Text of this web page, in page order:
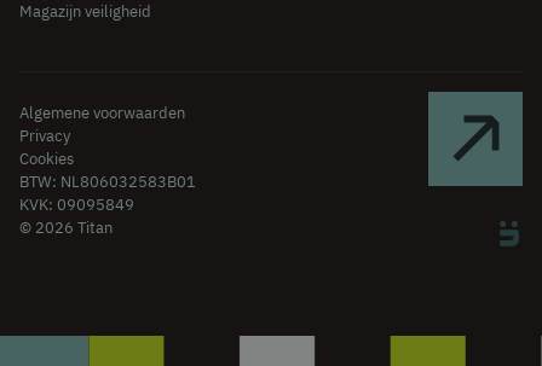
Magazijn veiligheid
Algemene voorwaarden
Privacy
Cookies
BTW: NL806032583B01
KVK: 09095849
© 2026 Titan